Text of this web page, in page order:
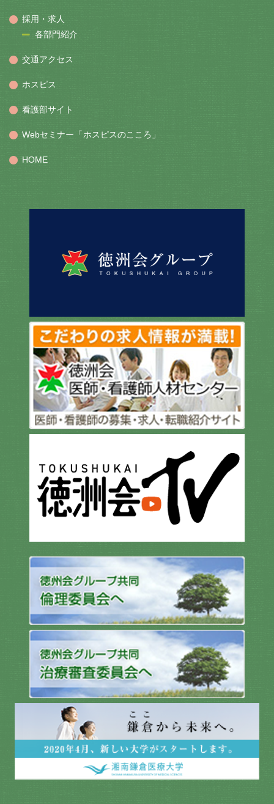
採用・求人
各部門紹介
交通アクセス
ホスピス
看護部サイト
Webセミナー「ホスピスのこころ」
HOME